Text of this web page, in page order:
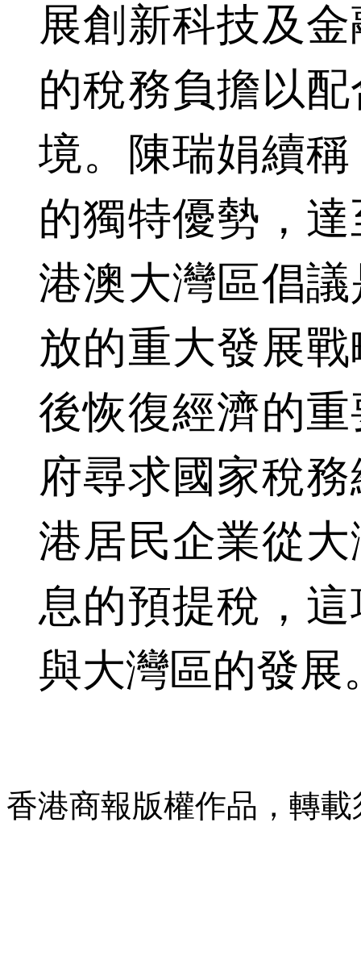
展創新科技及
的稅務負擔以
境。陳瑞娟續
的獨特優勢，
港澳大灣區倡
放的重大發展
後恢復經濟的
府尋求國家稅
港居民企業從
息的預提稅，
與大灣區的發展
香港商報版權作品，轉